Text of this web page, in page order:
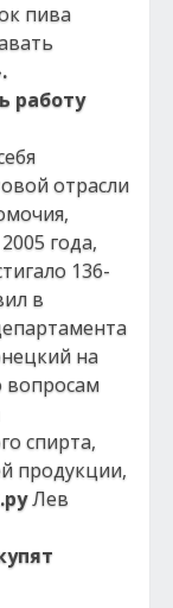
пива
работу
отрасли
года,
136-
в
на
вопросам
спирта,
продукции,
Лев